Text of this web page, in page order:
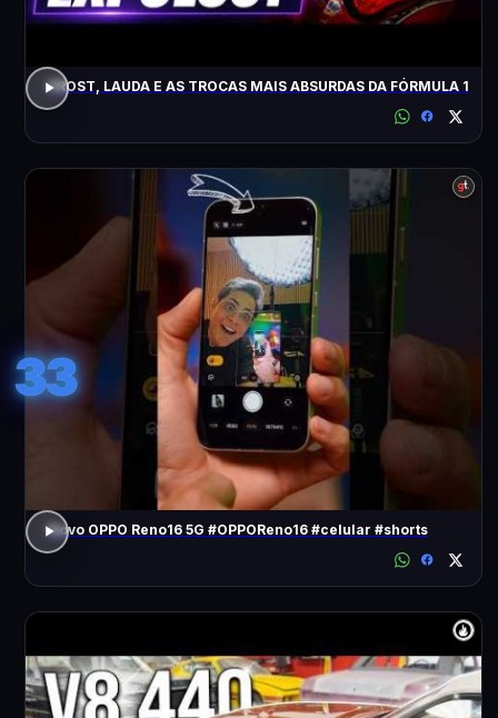
PROST, LAUDA E AS TROCAS MAIS ABSURDAS DA FÓRMULA 1
33
Novo OPPO Reno16 5G #OPPOReno16 #celular #shorts